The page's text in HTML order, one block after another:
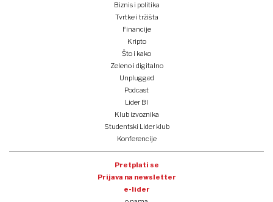
Biznis i politika
Tvrtke i tržišta
Financije
Kripto
Što i kako
Zeleno i digitalno
Unplugged
Podcast
Lider BI
Klub izvoznika
Studentski Lider klub
Konferencije
Pretplati se
Prijava na newsletter
e-lider